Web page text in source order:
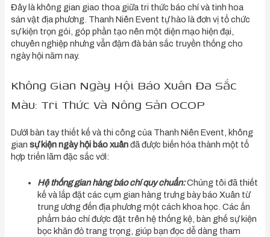
Đây là không gian giao thoa giữa tri thức báo chí và tinh hoa
sản vật địa phương. Thanh Niên Event tự hào là đơn vị tổ chức
sự kiện trọn gói, góp phần tạo nên một diện mạo hiện đại,
chuyên nghiệp nhưng vẫn đậm đà bản sắc truyền thống cho
ngày hội năm nay.
Không Gian Ngày Hội Báo Xuân Đa Sắc
Màu: Tri Thức Và Nông Sản OCOP
Dưới bàn tay thiết kế và thi công của Thanh Niên Event, không
gian sự kiện ngày hội báo xuânđã được biến hóa thành một tổ
hợp triển lãm đặc sắc với:
Hệ thống gian hàng báo chí quy chuẩn:Chúng tôi đã thiết
kế và lắp đặt các cụm gian hàng trưng bày báo Xuân từ
trung ương đến địa phương một cách khoa học. Các ấn
phẩm báo chí được đặt trên hệ thống kệ, bàn ghế sự kiện
bọc khăn đỏ trang trọng, giúp bạn đọc dễ dàng tham